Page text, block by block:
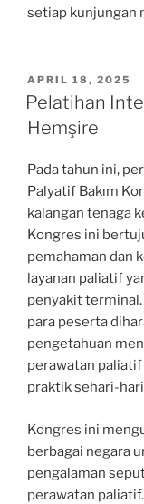
setiap kunjungan
POSTED
ON
APRIL 18, 2025
Pelatihan
Hemşire
Pada tahun ini,
Palyatif Bakım
kalangan tenaga
Kongres ini
pemahaman dan
layanan paliatif
penyakit
para peserta
pengetahuan
perawatan
praktik sehari-
Kongres ini
berbagai negara
pengalaman
perawatan